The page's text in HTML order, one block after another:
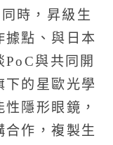
時，昇級生
據點、與日本
與共同開
下的星歐光學
隱形眼鏡，
合作，複製生